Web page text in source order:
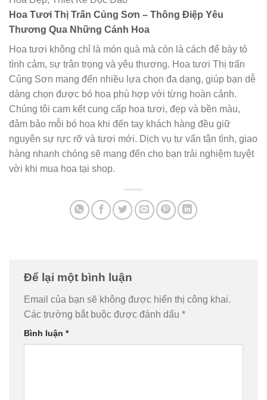
Hoa Tươi Thị Trấn Củng Sơn – Thông Điệp Yêu
Thương Qua Những Cánh Hoa
Hoa tươi không chỉ là món quà mà còn là cách để bày tỏ
tình cảm, sự trân trọng và yêu thương. Hoa tươi Thị trấn
Củng Sơn mang đến nhiều lựa chọn đa dạng, giúp bạn dễ
dàng chọn được bó hoa phù hợp với từng hoàn cảnh.
Chúng tôi cam kết cung cấp hoa tươi, đẹp và bền màu,
đảm bảo mỗi bó hoa khi đến tay khách hàng đều giữ
nguyên sự rực rỡ và tươi mới. Dịch vụ tư vấn tận tình, giao
hàng nhanh chóng sẽ mang đến cho bạn trải nghiệm tuyệt
vời khi mua hoa tại shop.
Để lại một bình luận
Email của bạn sẽ không được hiển thị công khai.
Các trường bắt buộc được đánh dấu *
Bình luận *